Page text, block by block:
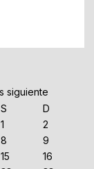
S
D
1
2
8
9
15
16